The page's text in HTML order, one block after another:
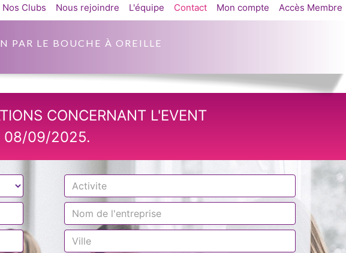
PAR LE BOUCHE À OREILLE
Nos Clubs Nous rejoindre L'équipe Contact Mon compte Accès Membre
CONCERNANT L'EVENT
08/09/2025.